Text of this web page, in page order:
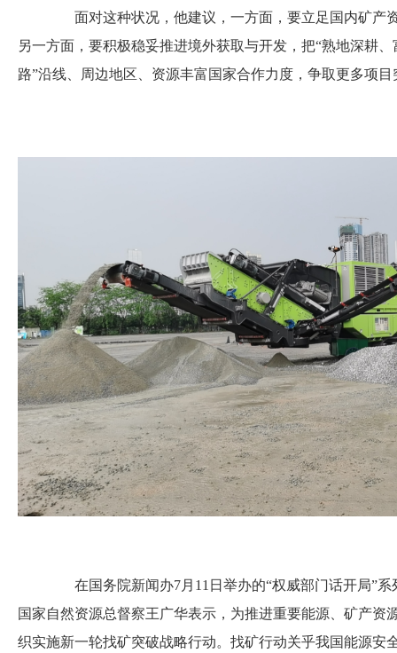
面对这种状况，他建议，一方面，要立足国内矿产
另一方面，要积极稳妥推进境外获取与开发，把“熟地深耕
路”沿线、周边地区、资源丰富国家合作力度，争取更多项目
在国务院新闻办7月11日举办的“权威部门话开局”系
国家自然资源总督察王广华表示，为推进重要能源、矿产资
织实施新一轮找矿突破战略行动。 找矿行动关乎我国能源安